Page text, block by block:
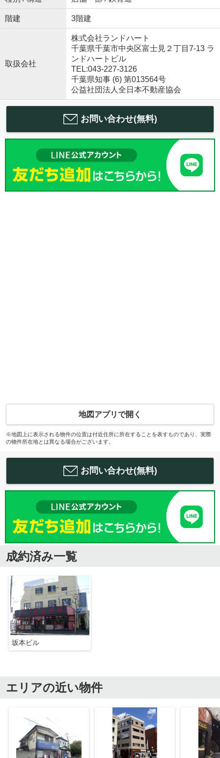
階建 3階建
取扱会社
株式会社ランドハート
千葉県千葉市中央区富士見２丁目7-13 ラ
ンドハートビル
TEL:043-227-3126
千葉県知事 (6) 第013564号
公益社団法人全日本不動産協会
お問い合わせ(無料)
地図アプリで開く
※地図上に表示される物件の位置は付近住所に所在することを表すものであり、実際
の物件所在地とは異なる場合がございます。
お問い合わせ(無料)
成約済み一覧
坂本ビル
エリアの近い物件